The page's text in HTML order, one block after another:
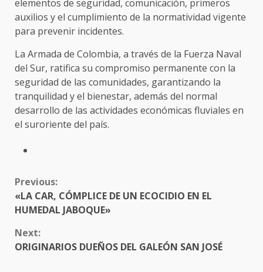
elementos de seguridad, comunicación, primeros
auxilios y el cumplimiento de la normatividad vigente
para prevenir incidentes.
La Armada de Colombia, a través de la Fuerza Naval
del Sur, ratifica su compromiso permanente con la
seguridad de las comunidades, garantizando la
tranquilidad y el bienestar, además del normal
desarrollo de las actividades económicas fluviales en
el suroriente del país.
CONTINUE
READING
Previous:
«LA CAR, CÓMPLICE DE UN ECOCIDIO EN EL
HUMEDAL JABOQUE»
Next:
ORIGINARIOS DUEÑOS DEL GALEÓN SAN JOSÉ